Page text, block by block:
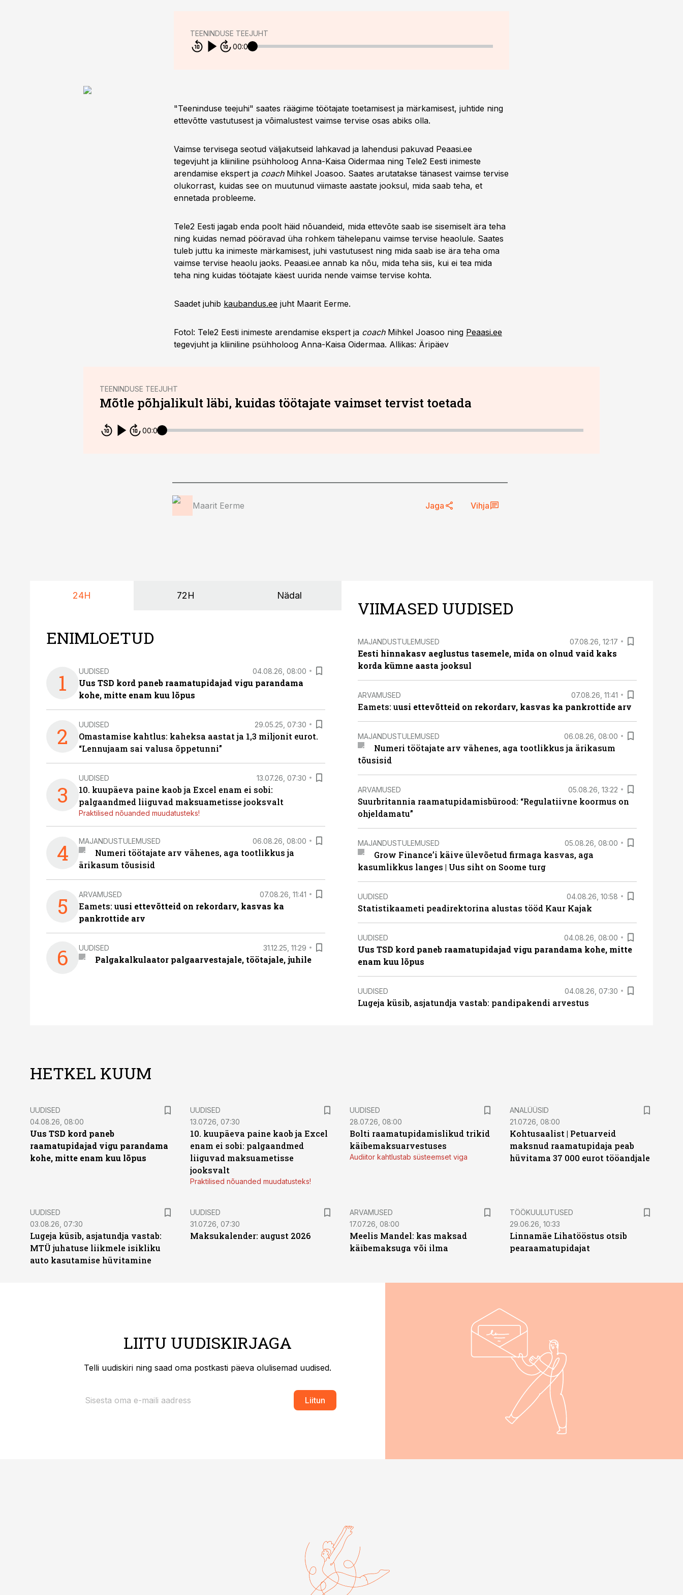
TEENINDUSE TEEJUHT
00:00
"Teeninduse teejuhi" saates räägime töötajate toetamisest ja märkamisest, juhtide ning
ettevõtte vastutusest ja võimalustest vaimse tervise osas abiks olla.
Vaimse tervisega seotud väljakutseid lahkavad ja lahendusi pakuvad Peaasi.ee
tegevjuht ja kliiniline psühholoog Anna-Kaisa Oidermaa ning Tele2 Eesti inimeste
arendamise ekspert ja coachMihkel Joasoo. Saates arutatakse tänasest vaimse tervise
olukorrast, kuidas see on muutunud viimaste aastate jooksul, mida saab teha, et
ennetada probleeme.
Tele2 Eesti jagab enda poolt häid nõuandeid, mida ettevõte saab ise sisemiselt ära teha
ning kuidas nemad pööravad üha rohkem tähelepanu vaimse tervise heaolule. Saates
tuleb juttu ka inimeste märkamisest, juhi vastutusest ning mida saab ise ära teha oma
vaimse tervise heaolu jaoks. Peaasi.ee annab ka nõu, mida teha siis, kui ei tea mida
teha ning kuidas töötajate käest uurida nende vaimse tervise kohta.
Saadet juhib kaubandus.ee juht Maarit Eerme.
Fotol: Tele2 Eesti inimeste arendamise ekspert ja coachMihkel Joasoo ning Peaasi.ee
tegevjuht ja kliiniline psühholoog Anna-Kaisa Oidermaa. Allikas: Äripäev
TEENINDUSE TEEJUHT
Mõtle põhjalikult läbi, kuidas töötajate vaimset tervist toetada
00:00
Maarit Eerme Jaga Vihja
24H 72H Nädal
ENIMLOETUD
1 UUDISED 04.08.26, 08:00
Uus TSD kord paneb raamatupidajad vigu parandama
kohe, mitte enam kuu lõpus
2 UUDISED 29.05.25, 07:30
Omastamise kahtlus: kaheksa aastat ja 1,3 miljonit eurot.
“Lennujaam sai valusa õppetunni”
3
UUDISED 13.07.26, 07:30
10. kuupäeva paine kaob ja Excel enam ei sobi:
palgaandmed liiguvad maksuametisse jooksvalt
Praktilised nõuanded muudatusteks!
4 MAJANDUSTULEMUSED 06.08.26, 08:00
Numeri töötajate arv vähenes, aga tootlikkus ja
ärikasum tõusisid
5 ARVAMUSED 07.08.26, 11:41
Eamets: uusi ettevõtteid on rekordarv, kasvas ka
pankrottide arv
6 UUDISED 31.12.25, 11:29
Palgakalkulaator palgaarvestajale, töötajale, juhile
VIIMASED UUDISED
MAJANDUSTULEMUSED 07.08.26, 12:17
Eesti hinnakasv aeglustus tasemele, mida on olnud vaid kaks
korda kümne aasta jooksul
ARVAMUSED 07.08.26, 11:41
Eamets: uusi ettevõtteid on rekordarv, kasvas ka pankrottide arv
MAJANDUSTULEMUSED 06.08.26, 08:00
Numeri töötajate arv vähenes, aga tootlikkus ja ärikasum
tõusisid
ARVAMUSED 05.08.26, 13:22
Suurbritannia raamatupidamisbürood: “Regulatiivne koormus on
ohjeldamatu”
MAJANDUSTULEMUSED 05.08.26, 08:00
Grow Finance’i käive ülevõetud firmaga kasvas, aga
kasumlikkus langes | Uus siht on Soome turg
UUDISED 04.08.26, 10:58
Statistikaameti peadirektorina alustas tööd Kaur Kajak
UUDISED 04.08.26, 08:00
Uus TSD kord paneb raamatupidajad vigu parandama kohe, mitte
enam kuu lõpus
UUDISED 04.08.26, 07:30
Lugeja küsib, asjatundja vastab: pandipakendi arvestus
HETKEL KUUM
UUDISED
04.08.26, 08:00
Uus TSD kord paneb
raamatupidajad vigu parandama
kohe, mitte enam kuu lõpus
UUDISED
13.07.26, 07:30
10. kuupäeva paine kaob ja Excel
enam ei sobi: palgaandmed
liiguvad maksuametisse
jooksvalt
Praktilised nõuanded muudatusteks!
UUDISED
28.07.26, 08:00
Bolti raamatupidamislikud trikid
käibemaksuarvestuses
Audiitor kahtlustab süsteemset viga
ANALÜÜSID
21.07.26, 08:00
Kohtusaalist | Petuarveid
maksnud raamatupidaja peab
hüvitama 37 000 eurot tööandjale
UUDISED
03.08.26, 07:30
Lugeja küsib, asjatundja vastab:
MTÜ juhatuse liikmele isikliku
auto kasutamise hüvitamine
UUDISED
31.07.26, 07:30
Maksukalender: august 2026
ARVAMUSED
17.07.26, 08:00
Meelis Mandel: kas maksad
käibemaksuga või ilma
ST
TÖÖKUULUTUSED
29.06.26, 10:33
Linnamäe Lihatööstus otsib
pearaamatupidajat
LIITU UUDISKIRJAGA
Telli uudiskiri ning saad oma postkasti päeva olulisemad uudised.
Liitun